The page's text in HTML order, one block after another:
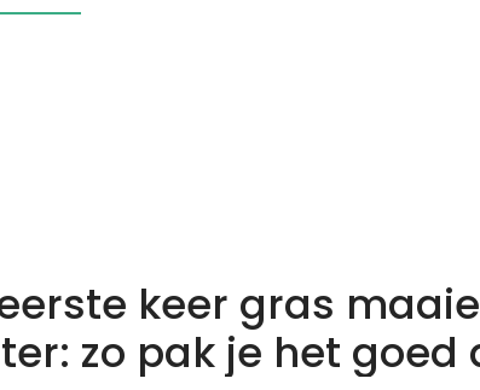
keer gras
zo pak je het goed